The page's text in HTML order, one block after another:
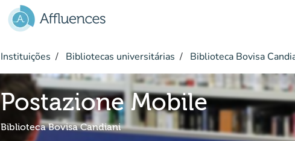
Instituições Bibliotecas universitárias Biblioteca Bovisa
Postazione Mobile
Biblioteca Bovisa Candiani